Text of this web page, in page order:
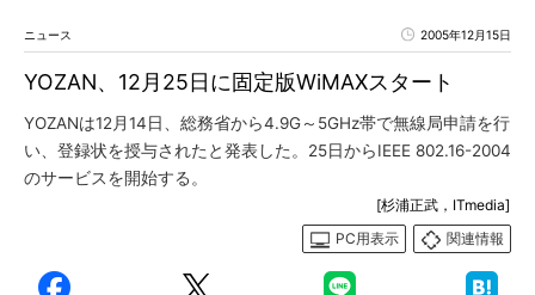
ニュース 2005年12月15日
YOZAN、12月25日に固定版WiMAXスタート
YOZANは12月14日、総務省から4.9G～5GHz帯で無線局申請を行
い、登録状を授与されたと発表した。25日からIEEE 802.16-2004
のサービスを開始する。
[杉浦正武，ITmedia]
PC用表示
関連情報